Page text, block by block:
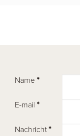
Section
Name *
E-mail *
Nachricht *